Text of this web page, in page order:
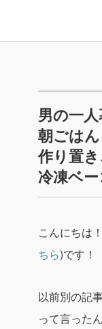
男の一
朝ごは
作り置
冷凍ベー
こんにちは
ちら)です！
以前別の記
って言った